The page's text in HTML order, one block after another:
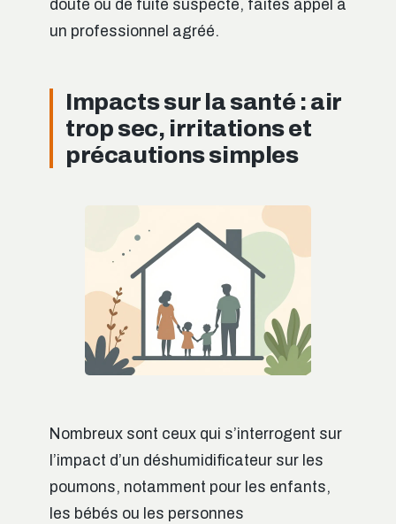
doute ou de fuite suspecte, faites appel à
un professionnel agréé.
Impacts sur la santé : air
trop sec, irritations et
précautions simples
Nombreux sont ceux qui s’interrogent sur
l’impact d’un déshumidificateur sur les
poumons, notamment pour les enfants,
les bébés ou les personnes